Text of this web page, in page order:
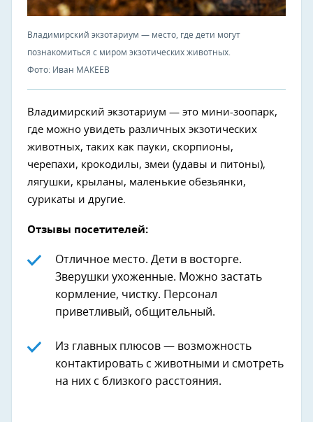
Владимирский экзотариум — место, где дети могут
познакомиться с миром экзотических животных.
Фото: Иван МАКЕЕВ
Владимирский экзотариум — это мини-зоопарк,
где можно увидеть различных экзотических
животных, таких как пауки, скорпионы,
черепахи, крокодилы, змеи (удавы и питоны),
лягушки, крыланы, маленькие обезьянки,
сурикаты и другие.
Отзывы посетителей:
Отличное место. Дети в восторге.
Зверушки ухоженные. Можно застать
кормление, чистку. Персонал
приветливый, общительный.
Из главных плюсов — возможность
контактировать с животными и смотреть
на них с близкого расстояния.